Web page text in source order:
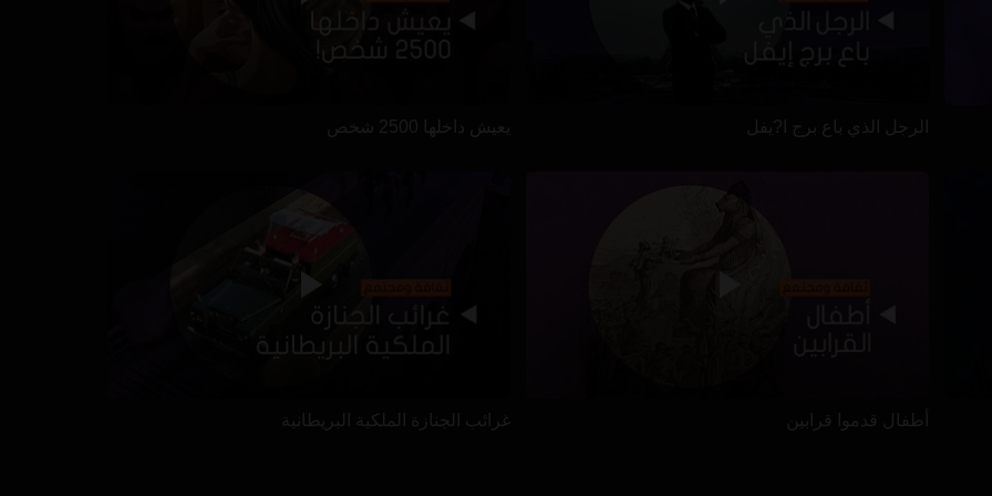
الرجل الذي باع برج ا?يفل يعيش داخلها 2500 شخص
أطفال قدموا قرابين غرائب الجنازة الملكية البريطانية